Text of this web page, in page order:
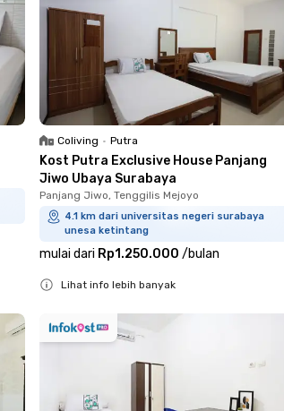
Coliving • Putra
Kost Putra Exclusive House Panjang
Jiwo Ubaya Surabaya
Panjang Jiwo, Tenggilis Mejoyo
4.1 km dari universitas negeri surabaya
unesa ketintang
mulai dari Rp1.250.000 /bulan
Lihat info lebih banyak